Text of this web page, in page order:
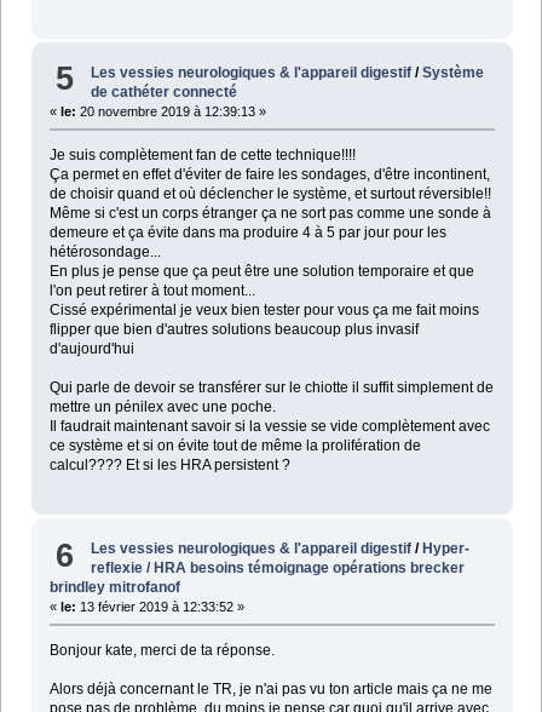
5 Les vessies neurologiques & l'appareil digestif /Système
de cathéter connecté
« le: 20 novembre 2019 à 12:39:13 »
Je suis complètement fan de cette technique!!!!
Ça permet en effet d'éviter de faire les sondages, d'être incontinent,
de choisir quand et où déclencher le système, et surtout réversible!!
Même si c'est un corps étranger ça ne sort pas comme une sonde à
demeure et ça évite dans ma produire 4 à 5 par jour pour les
hétérosondage...
En plus je pense que ça peut être une solution temporaire et que
l'on peut retirer à tout moment...
Cissé expérimental je veux bien tester pour vous ça me fait moins
flipper que bien d'autres solutions beaucoup plus invasif
d'aujourd'hui
Qui parle de devoir se transférer sur le chiotte il suffit simplement de
mettre un pénilex avec une poche.
Il faudrait maintenant savoir si la vessie se vide complètement avec
ce système et si on évite tout de même la prolifération de
calcul???? Et si les HRA persistent ?
6 Les vessies neurologiques & l'appareil digestif / Hyper-
reflexie / HRA besoins témoignage opérations brecker
brindley mitrofanof
« le: 13 février 2019 à 12:33:52 »
Bonjour kate, merci de ta réponse.
Alors déjà concernant le TR, je n'ai pas vu ton article mais ça ne me